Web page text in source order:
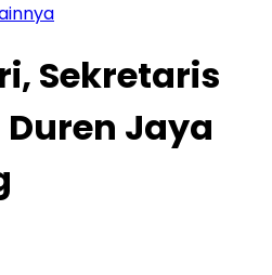
Sekretaris
Duren Jaya